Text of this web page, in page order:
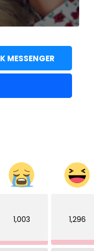
MESSENGER
1,003 1,296